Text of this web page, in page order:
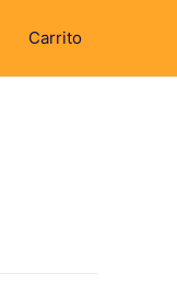
Carrito